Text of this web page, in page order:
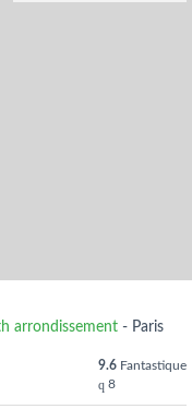
arrondissement - Paris
9.6 Fantastique
8